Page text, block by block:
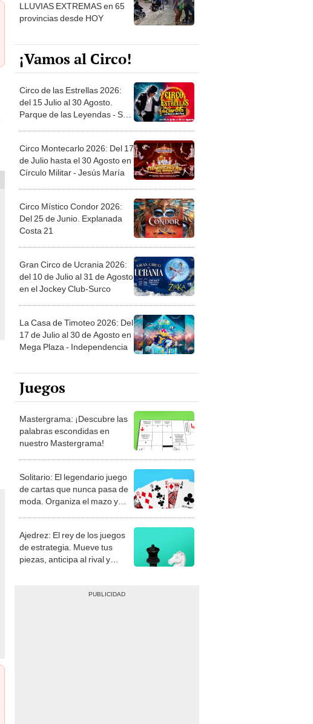
LLUVIAS EXTREMAS en 65
provincias desde HOY
¡Vamos al Circo!
Circo de las Estrellas 2026:
del 15 Julio al 30 Agosto.
Parque de las Leyendas - San
Circo Montecarlo 2026: Del 17
de Julio hasta el 30 Agosto en
Círculo Militar - Jesús María
Circo Místico Condor 2026:
Del 25 de Junio. Explanada
Costa 21
Gran Circo de Ucrania 2026:
del 10 de Julio al 31 de Agosto
en el Jockey Club-Surco
La Casa de Timoteo 2026: Del
17 de Julio al 30 de Agosto en
Mega Plaza - Independencia
Juegos
Mastergrama: ¡Descubre las
palabras escondidas en
nuestro Mastergrama!
Solitario: El legendario juego
de cartas que nunca pasa de
moda. Organiza el mazo y
Ajedrez: El rey de los juegos
de estrategia. Mueve tus
piezas, anticipa al rival y